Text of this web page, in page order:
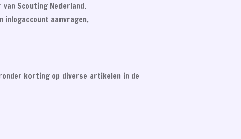
Scouting Nederland.
inlogaccount aanvragen.
korting op diverse artikelen in de